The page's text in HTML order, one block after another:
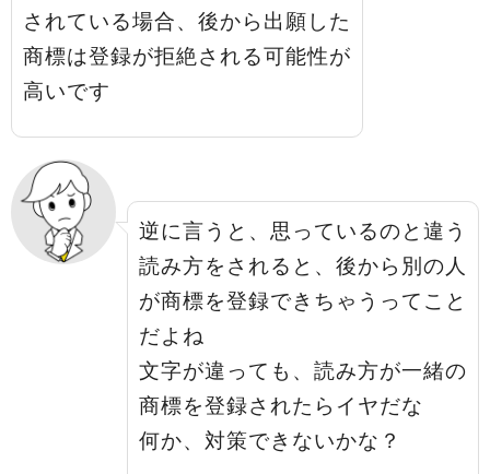
されている場合、後から出願した
商標は登録が拒絶される可能性が
高いです
逆に言うと、思っているのと違う
読み方をされると、後から別の人
が商標を登録できちゃうってこと
だよね
文字が違っても、読み方が一緒の
商標を登録されたらイヤだな
何か、対策できないかな？